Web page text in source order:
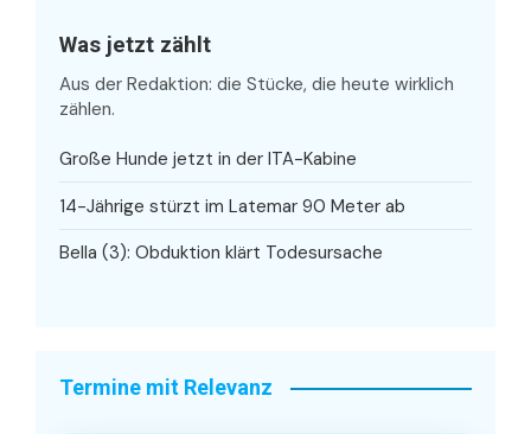
Was jetzt zählt
Aus der Redaktion: die Stücke, die heute wirklich
zählen.
Große Hunde jetzt in der ITA-Kabine
14-Jährige stürzt im Latemar 90 Meter ab
Bella (3): Obduktion klärt Todesursache
Termine mit Relevanz